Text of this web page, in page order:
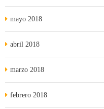
mayo 2018
abril 2018
marzo 2018
febrero 2018